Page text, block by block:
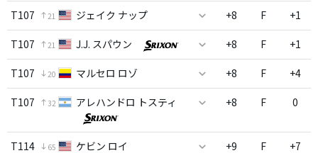
T107 21 ジェイク ナップ +8 F +1
T107 21 J.J. スパウン +8 F +1
T107 20 マルセロ ロゾ +8 F +4
T107 32 アレハンドロ トスティ +8 F 0
T114 65 ケビン ロイ +9 F +7